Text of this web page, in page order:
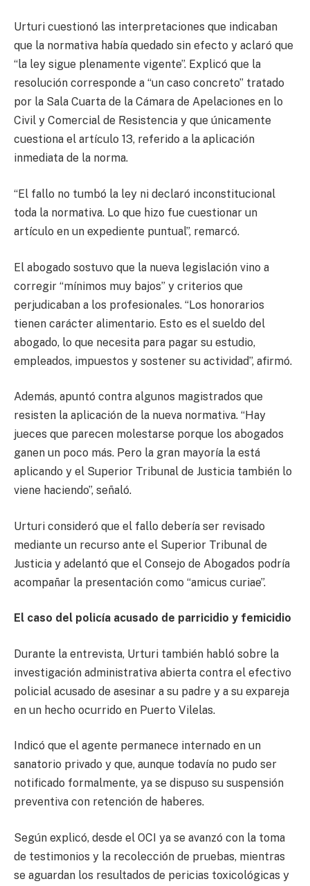
Urturi cuestionó las interpretaciones que indicaban
que la normativa había quedado sin efecto y aclaró que
“la ley sigue plenamente vigente”. Explicó que la
resolución corresponde a “un caso concreto” tratado
por la Sala Cuarta de la Cámara de Apelaciones en lo
Civil y Comercial de Resistencia y que únicamente
cuestiona el artículo 13, referido a la aplicación
inmediata de la norma.
“El fallo no tumbó la ley ni declaró inconstitucional
toda la normativa. Lo que hizo fue cuestionar un
artículo en un expediente puntual”, remarcó.
El abogado sostuvo que la nueva legislación vino a
corregir “mínimos muy bajos” y criterios que
perjudicaban a los profesionales. “Los honorarios
tienen carácter alimentario. Esto es el sueldo del
abogado, lo que necesita para pagar su estudio,
empleados, impuestos y sostener su actividad”, afirmó.
Además, apuntó contra algunos magistrados que
resisten la aplicación de la nueva normativa. “Hay
jueces que parecen molestarse porque los abogados
ganen un poco más. Pero la gran mayoría la está
aplicando y el Superior Tribunal de Justicia también lo
viene haciendo”, señaló.
Urturi consideró que el fallo debería ser revisado
mediante un recurso ante el Superior Tribunal de
Justicia y adelantó que el Consejo de Abogados podría
acompañar la presentación como “amicus curiae”.
El caso del policía acusado de parricidio y femicidio
Durante la entrevista, Urturi también habló sobre la
investigación administrativa abierta contra el efectivo
policial acusado de asesinar a su padre y a su expareja
en un hecho ocurrido en Puerto Vilelas.
Indicó que el agente permanece internado en un
sanatorio privado y que, aunque todavía no pudo ser
notificado formalmente, ya se dispuso su suspensión
preventiva con retención de haberes.
Según explicó, desde el OCI ya se avanzó con la toma
de testimonios y la recolección de pruebas, mientras
se aguardan los resultados de pericias toxicológicas y